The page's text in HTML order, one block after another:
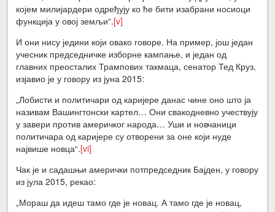
којем милијардери одређују ко ће бити изабрани носиоци
функција у овој земљи“.[v]
И они нису једини који овако говоре. На пример, још један
учесник председничке изборне кампање, и један од
главних преосталих Трампових такмаца, сенатор Тед Круз,
изјавио је у говору из јуна 2015:
„Лобисти и политичари од каријере данас чине оно што ја
називам Вашингтонски картел… Они свакодневно учествују
у завери против америчког народа… Уши и новчаници
политичара од каријере су отворени за оне који нуде
највише новца“.[vi]
Чак је и садашњи амерички потпредседник Бајден, у говору
из јула 2015, рекао:
„Мораш да идеш тамо где је новац. А тамо где је новац,